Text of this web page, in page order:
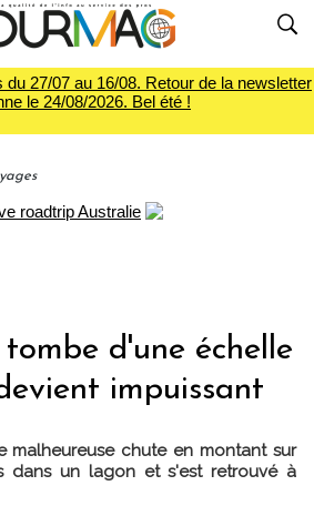
27/07 au 16/08. Retour de la newsletter
le 24/08/2026. Bel été !
d'une échelle
impuissant
malheureuse chute en montant sur
dans un lagon et s'est retrouvé à